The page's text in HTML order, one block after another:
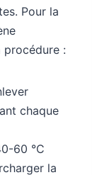
Pour la
procédure :
chaque
60 °C
la